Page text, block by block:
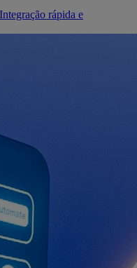
Integração rápida e